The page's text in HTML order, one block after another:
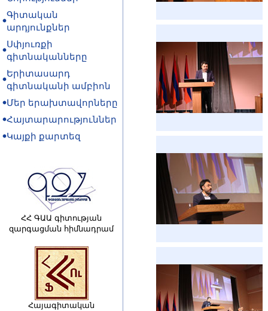
Գիտական
արդյունքներ
Սփյուռքի
գիտնականները
Երիտասարդ
գիտնականի ամբիոն
Մեր երախտավորները
Հայտարարություններ
Կայքի քարտեզ
ՀՀ ԳԱԱ գիտության
զարգացման հիմնադրամ
Հայագիտական